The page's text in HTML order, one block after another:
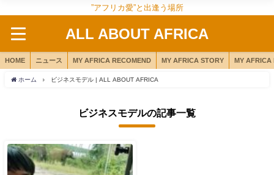
”アフリカ愛”と出逢う場所
ALL ABOUT AFRICA
HOME ニュース MY AFRICA RECOMEND MY AFRICA STORY MY AFRICA
ホーム ビジネスモデル | ALL ABOUT AFRICA
ビジネスモデルの記事一覧